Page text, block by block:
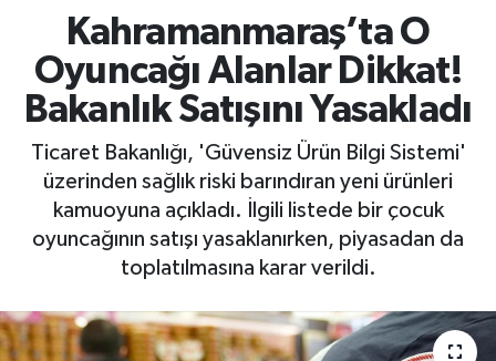
Kahramanmaraş’ta O
Oyuncağı Alanlar Dikkat!
Bakanlık Satışını Yasakladı
Ticaret Bakanlığı, 'Güvensiz Ürün Bilgi Sistemi'
üzerinden sağlık riski barındıran yeni ürünleri
kamuoyuna açıkladı. İlgili listede bir çocuk
oyuncağının satışı yasaklanırken, piyasadan da
toplatılmasına karar verildi.
SPOR
SİYASET
EKONOMİ
GÜNDEM
SAĞLIK
Kahramanmaraş Trafik Yoğunluk Haritası
Süper Lig Puan Durumu ve Fikstür
Tüm Manşetler
Son Dakika Haberleri